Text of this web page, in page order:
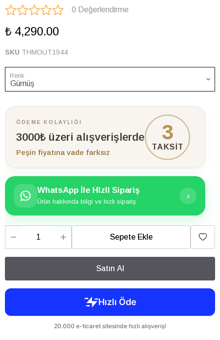
0 Değerlendirme
₺ 4,290.00
SKU THMOUT1944
Renk
ÖDEME KOLAYLIĞI
3000₺ üzeri alışverişlerde
Peşin fiyatına vade farksız
3
TAKSİT
WhatsApp İle HIzlI Sipariş
Ürün hakkında bilgi ve hızlı sipariş
›
Sepete Ekle
Satın Al